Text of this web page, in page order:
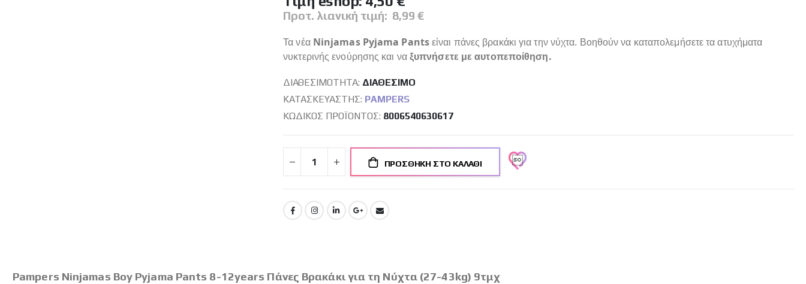
Προτ. λιανική τιμή: 8,99 €
Τα νέα Ninjamas Pyjama Pantsείναι πάνες βρακάκι για την νύχτα. Βοηθούν να καταπολεμήσετε τα ατυχήματα
νυκτερινής ενούρησης και ναξυπνήσετε με αυτοπεποίθηση.
ΔΙΑΘΕΣΙΜΌΤΗΤΑ: ΔΙΑΘΈΣΙΜO
ΚΑΤΑΣΚΕΥΑΣΤΉΣ: PAMPERS
ΚΩΔΙΚΌΣ ΠΡΟΪΌΝΤΟΣ 8006540630617
ΠΡΟΣΘΉΚΗ ΣΤΟ ΚΑΛΆΘΙ
Pampers Ninjamas Boy Pyjama Pants 8-12years Πάνες Βρακάκι για τη Νύχτα (27-43kg) 9τμχ